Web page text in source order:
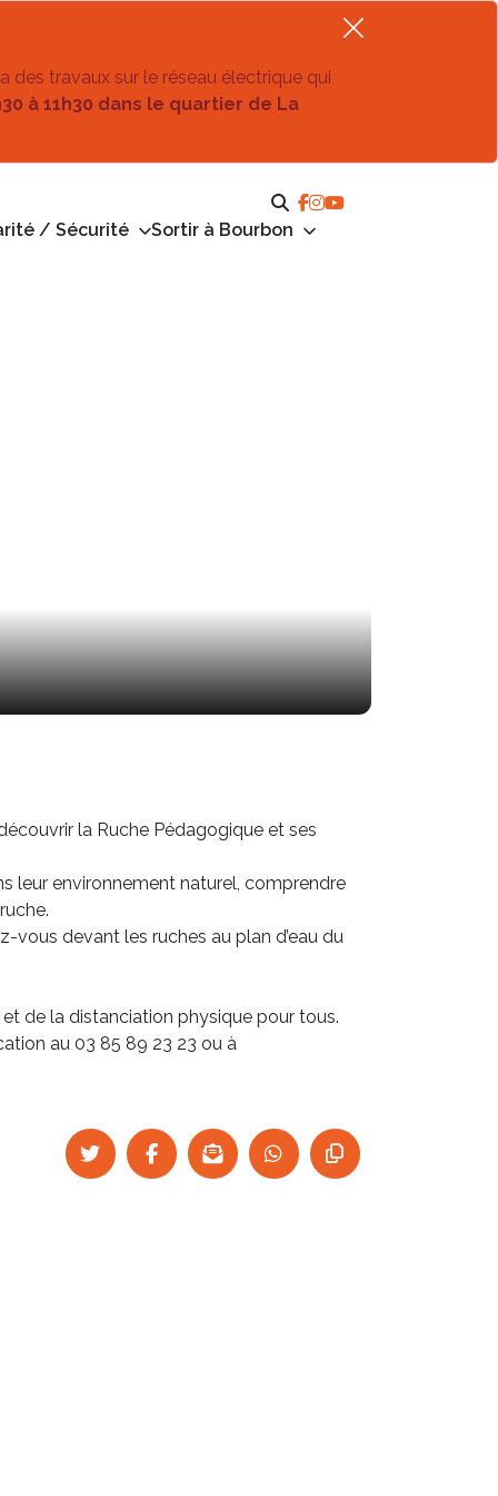
des travaux sur le réseau électrique qui
à 11h30 dans le quartier de La
/ Sécurité Sortir à Bourbon
la Ruche Pédagogique et ses
leur environnement naturel, comprendre
vous devant les ruches au plan d’eau du
de la distanciation physique pour tous.
au 03 85 89 23 23 ou à